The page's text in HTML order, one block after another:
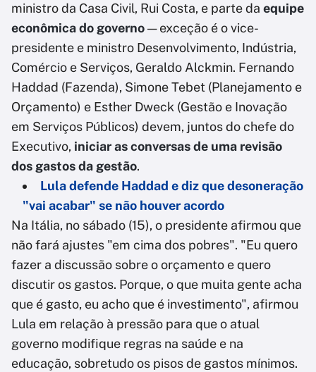
ministro da Casa Civil, Rui Costa, e parte da equipe
econômica do governo— exceção é o vice-
presidente e ministro Desenvolvimento, Indústria,
Comércio e Serviços, Geraldo Alckmin. Fernando
Haddad (Fazenda), Simone Tebet (Planejamento e
Orçamento) e Esther Dweck (Gestão e Inovação
em Serviços Públicos) devem, juntos do chefe do
Executivo, iniciar as conversas de uma revisão
dos gastos da gestão.
Lula defende Haddad e diz que desoneração
"vai acabar" se não houver acordo
Na Itália, no sábado (15), o presidente afirmou que
não fará ajustes "em cima dos pobres". "Eu quero
fazer a discussão sobre o orçamento e quero
discutir os gastos. Porque, o que muita gente acha
que é gasto, eu acho que é investimento", afirmou
Lula em relação à pressão para que o atual
governo modifique regras na saúde e na
educação, sobretudo os pisos de gastos mínimos.